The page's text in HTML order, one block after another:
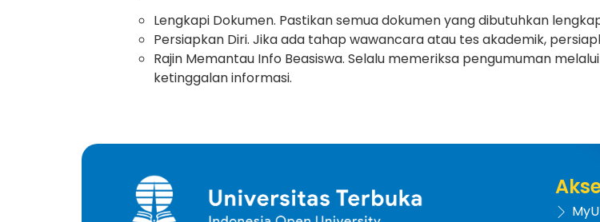
Lengkapi Dokumen. Pastikan semua dokumen yang dibutuhkan
Persiapkan Diri. Jika ada tahap wawancara atau tes akademik,
Rajin Memantau Info Beasiswa. Selalu memeriksa pengumuman
ketinggalan informasi.